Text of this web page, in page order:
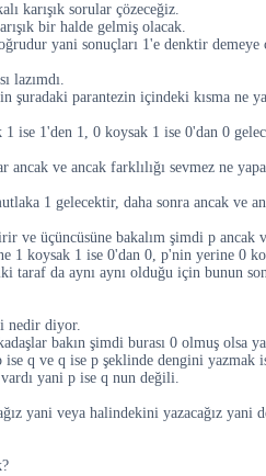
karışık sorular çözeceğiz.
bir halde gelmiş olacak.
yani sonuçları 1'e denktir demeye
lazımdı.
parantezin içindeki kısma ne
ise 1'den 1, 0 koysak 1 ise 0'dan 0
ve ancak farklılığı sevmez ne
1 gelecektir, daha sonra ancak ve
ve üçüncüsüne bakalım şimdi p
1 koysak 1 ise 0'dan 0, p'nin yerine
da aynı aynı olduğu için bunun
nedir diyor.
bakın şimdi burası 0 olmuş
q ve q ise p şeklinde dengini
yani p ise q nun değili.
yani veya halindekini yazacağız